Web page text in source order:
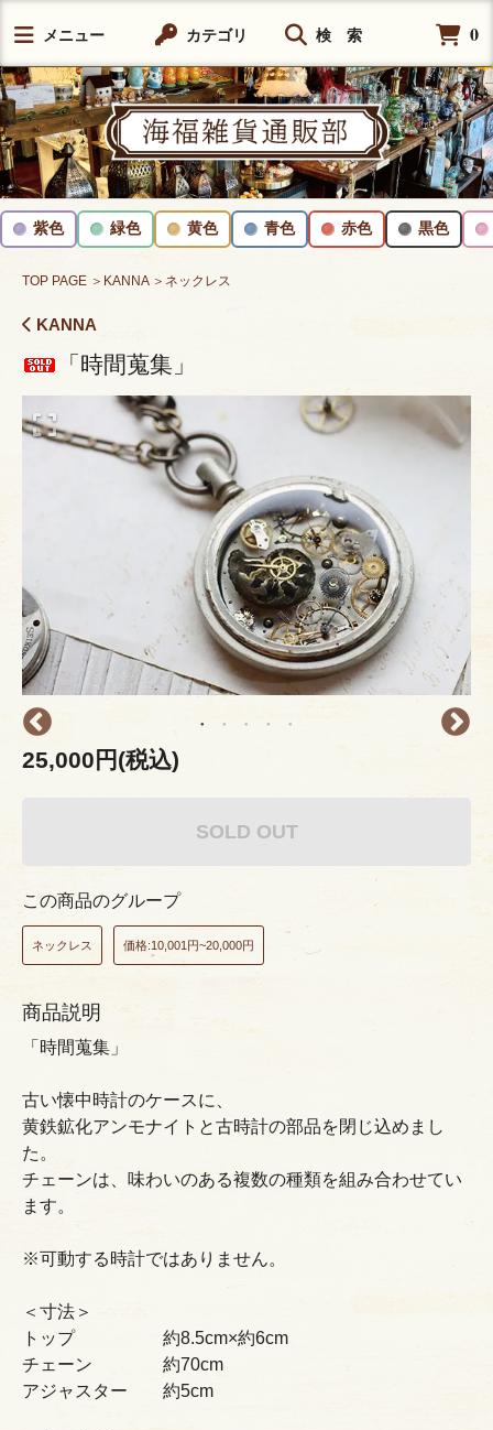
メニュー カテゴリ 検 索 0
紫色 緑色 黄色 青色 赤色 黒色
TOP PAGE ＞KANNA ＞ネックレス
KANNA
「時間蒐集」
25,000円(税込)
SOLD OUT
この商品のグループ
ネックレス 価格:10,001円~20,000円
商品説明
「時間蒐集」
古い懐中時計のケースに、
黄鉄鉱化アンモナイトと古時計の部品を閉じ込めまし
た。
チェーンは、味わいのある複数の種類を組み合わせてい
ます。
※可動する時計ではありません。
＜寸法＞
トップ 約8.5cm×約6cm
チェーン 約70cm
アジャスター 約5cm